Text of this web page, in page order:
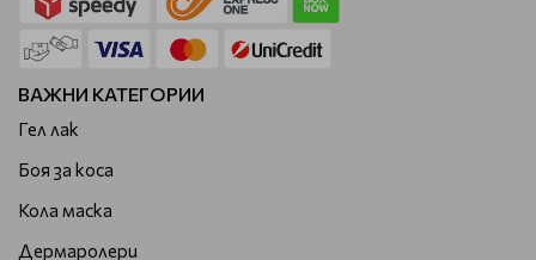
ВАЖНИ КАТЕГОРИИ
Гел лак
Боя за коса
Кола маска
Дермаролери